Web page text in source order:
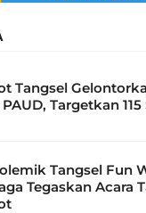
Tangsel
Targetkan
Tangsel Fun
Tegaskan Acara